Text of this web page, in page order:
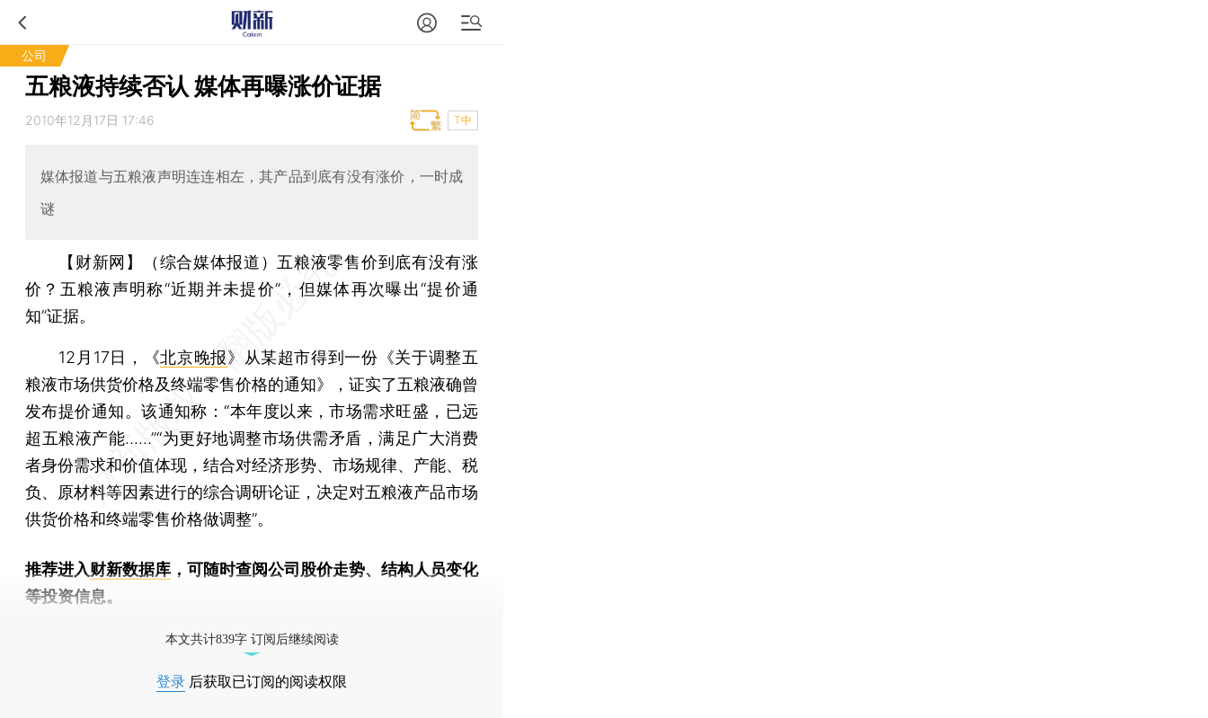
公司
五粮液持续否认 媒体再曝涨价证据
2010年12月17日 17:46 T中
媒体报道与五粮液声明连连相左，其产品到底有没有涨价，一时成
谜
【财新网】（综合媒体报道） 五粮液零售价到底有没有涨
价？五粮液声明称“近期并未提价”，但媒体再次曝出“提价通
知”证据。
12月17日，《北京晚报》从某超市得到一份《关于调整五
粮液市场供货价格及终端零售价格的通知》，证实了五粮液确曾
发布提价通知。该通知称：“本年度以来，市场需求旺盛，已远
超五粮液产能……”“为更好地调整市场供需矛盾，满足广大消费
者身份需求和价值体现，结合对经济形势、市场规律、产能、税
负、原材料等因素进行的综合调研论证，决定对五粮液产品市场
供货价格和终端零售价格做调整”。
推荐进入财新数据库 ，可随时查阅公司股价走势、结构人员变化
等投资信息。
本文共计839字 订阅后继续阅读
登录 后获取已订阅的阅读权限